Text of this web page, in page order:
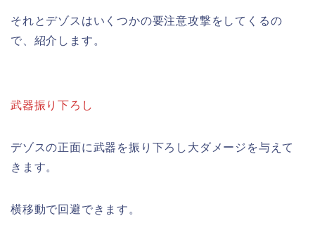
それとデゾスはいくつかの要注意攻撃をしてくるの
で、紹介します。
武器振り下ろし
デゾスの正面に武器を振り下ろし大ダメージを与えて
きます。
横移動で回避できます。